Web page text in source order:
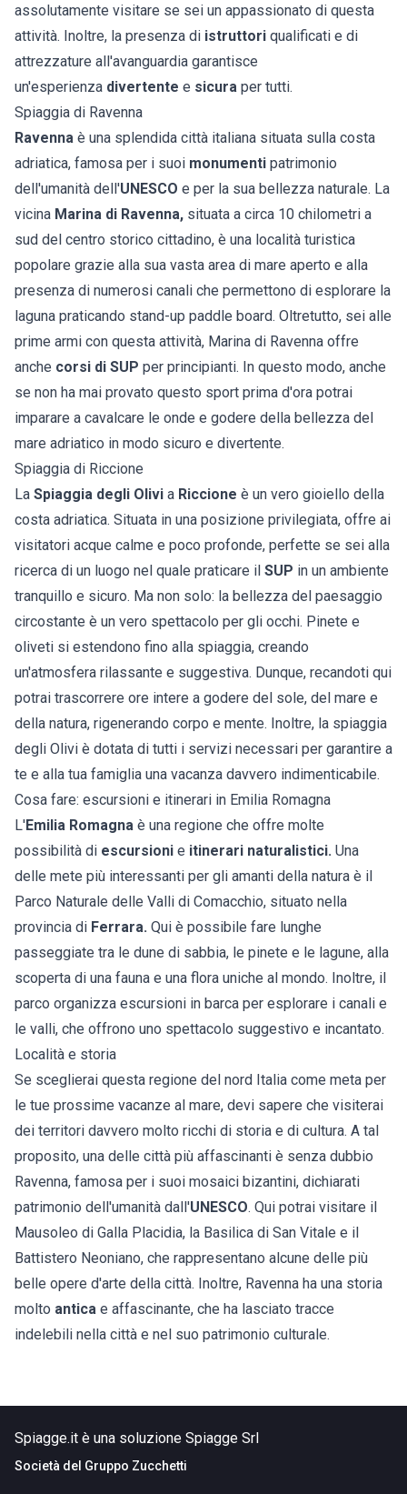
assolutamente visitare se sei un appassionato di questa
attività. Inoltre, la presenza di istruttori qualificati e di
attrezzature all'avanguardia garantisce
un'esperienza divertente e sicura per tutti.
Spiaggia di Ravenna
Ravenna è una splendida città italiana situata sulla costa
adriatica, famosa per i suoi monumenti patrimonio
dell'umanità dell'UNESCO e per la sua bellezza naturale. La
vicina Marina di Ravenna, situata a circa 10 chilometri a
sud del centro storico cittadino, è una località turistica
popolare grazie alla sua vasta area di mare aperto e alla
presenza di numerosi canali che permettono di esplorare la
laguna praticando stand-up paddle board. Oltretutto, sei alle
prime armi con questa attività, Marina di Ravenna offre
anche corsi di SUP per principianti. In questo modo, anche
se non ha mai provato questo sport prima d'ora potrai
imparare a cavalcare le onde e godere della bellezza del
mare adriatico in modo sicuro e divertente.
Spiaggia di Riccione
La Spiaggia degli Olivi a Riccione è un vero gioiello della
costa adriatica. Situata in una posizione privilegiata, offre ai
visitatori acque calme e poco profonde, perfette se sei alla
ricerca di un luogo nel quale praticare il SUP in un ambiente
tranquillo e sicuro. Ma non solo: la bellezza del paesaggio
circostante è un vero spettacolo per gli occhi. Pinete e
oliveti si estendono fino alla spiaggia, creando
un'atmosfera rilassante e suggestiva. Dunque, recandoti qui
potrai trascorrere ore intere a godere del sole, del mare e
della natura, rigenerando corpo e mente. Inoltre, la spiaggia
degli Olivi è dotata di tutti i servizi necessari per garantire a
te e alla tua famiglia una vacanza davvero indimenticabile.
Cosa fare: escursioni e itinerari in Emilia Romagna
L'Emilia Romagna è una regione che offre molte
possibilità di escursioni e itinerari naturalistici. Una
delle mete più interessanti per gli amanti della natura è il
Parco Naturale delle Valli di Comacchio, situato nella
provincia di Ferrara. Qui è possibile fare lunghe
passeggiate tra le dune di sabbia, le pinete e le lagune, alla
scoperta di una fauna e una flora uniche al mondo. Inoltre, il
parco organizza escursioni in barca per esplorare i canali e
le valli, che offrono uno spettacolo suggestivo e incantato.
Località e storia
Se sceglierai questa regione del nord Italia come meta per
le tue prossime vacanze al mare, devi sapere che visiterai
dei territori davvero molto ricchi di storia e di cultura. A tal
proposito, una delle città più affascinanti è senza dubbio
Ravenna, famosa per i suoi mosaici bizantini, dichiarati
patrimonio dell'umanità dall'UNESCO. Qui potrai visitare il
Mausoleo di Galla Placidia, la Basilica di San Vitale e il
Battistero Neoniano, che rappresentano alcune delle più
belle opere d'arte della città. Inoltre, Ravenna ha una storia
molto antica e affascinante, che ha lasciato tracce
indelebili nella città e nel suo patrimonio culturale.
Spiagge.it è una soluzione Spiagge Srl
Società del Gruppo Zucchetti